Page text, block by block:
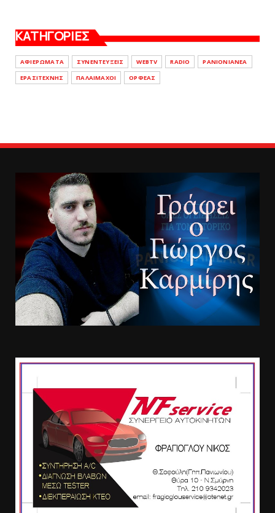
ΚΑΤΗΓΟΡΙΕΣ
ΑΦΙΕΡΩΜΑΤΑ ΣΥΝΕΝΤΕΥΞΕΙΣ WEBTV RADIO
PANIONIANEA
ΕΡΑΣΙΤΕΧΝΗΣ
ΠΑΛΑΙΜΑΧΟΙ ΟΡΦΕΑΣ